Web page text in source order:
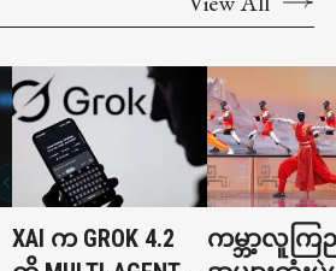
XAI က GROK 4.2
ကမ္ဘာ့လူကြ